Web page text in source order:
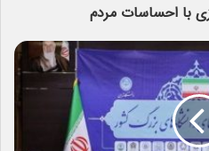
با احساسات مردم